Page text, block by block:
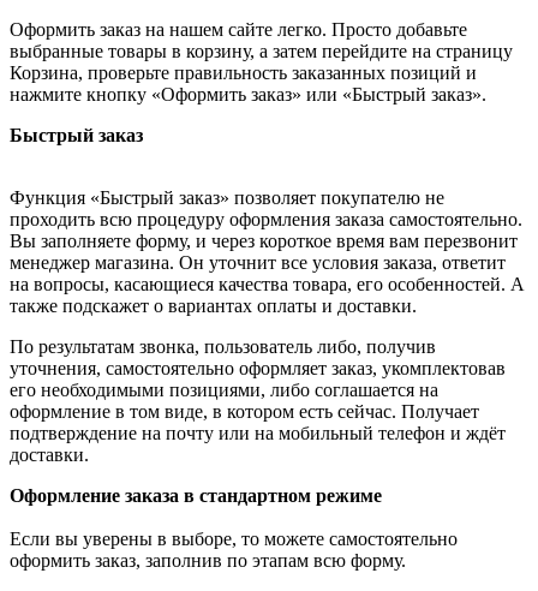
Оформить заказ на нашем сайте легко. Просто добавьте
выбранные товары в корзину, а затем перейдите на страницу
Корзина, проверьте правильность заказанных позиций и
нажмите кнопку «Оформить заказ» или «Быстрый заказ».
Быстрый заказ
Функция «Быстрый заказ» позволяет покупателю не
проходить всю процедуру оформления заказа самостоятельно.
Вы заполняете форму, и через короткое время вам перезвонит
менеджер магазина. Он уточнит все условия заказа, ответит
на вопросы, касающиеся качества товара, его особенностей. А
также подскажет о вариантах оплаты и доставки.
По результатам звонка, пользователь либо, получив
уточнения, самостоятельно оформляет заказ, укомплектовав
его необходимыми позициями, либо соглашается на
оформление в том виде, в котором есть сейчас. Получает
подтверждение на почту или на мобильный телефон и ждёт
доставки.
Оформление заказа в стандартном режиме
Если вы уверены в выборе, то можете самостоятельно
оформить заказ, заполнив по этапам всю форму.